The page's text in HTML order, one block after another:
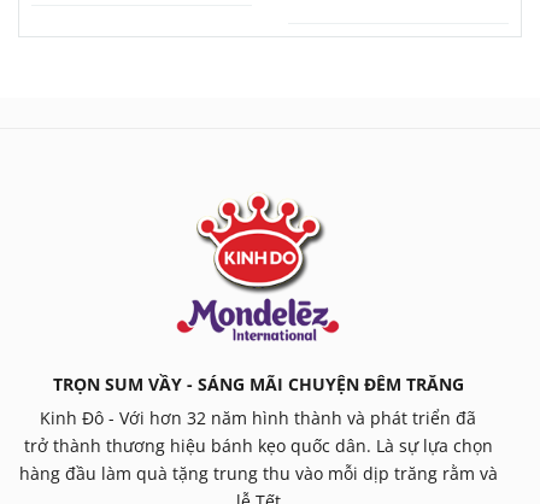
mâm cỗ rằm thêm trọn
lẫn vị mặn mà, béo ngậy
TRỌN SUM VẦY - SÁNG MÃI CHUYỆN ĐÊM TRĂNG
Kinh Đô - Với hơn 32 năm hình thành và phát triển đã
trở thành thương hiệu bánh kẹo quốc dân. Là sự lựa chọn
hàng đầu làm quà tặng trung thu vào mỗi dịp trăng rằm và